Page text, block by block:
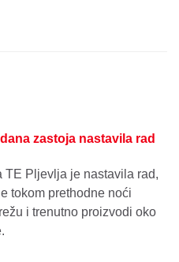
zastoja nastavila rad
TE Pljevlja je nastavila rad,
tokom prethodne noći
i trenutno proizvodi oko